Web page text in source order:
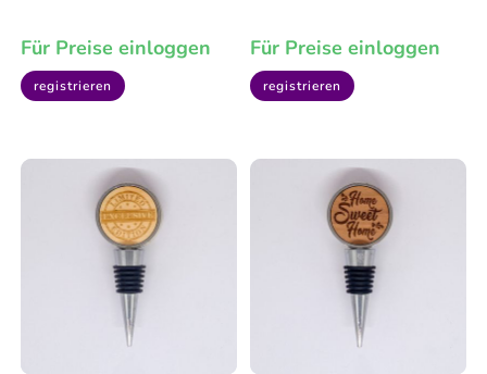
Für Preise einloggen
registrieren
Für Preise einloggen
registrieren